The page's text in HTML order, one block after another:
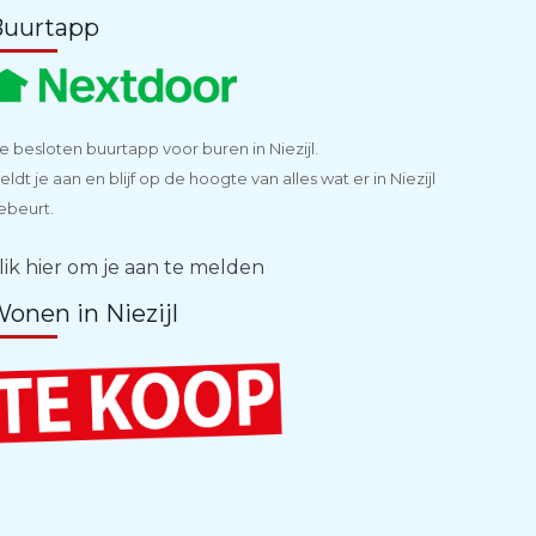
besloten buurtapp voor buren in Niezijl.
je aan en blijf op de hoogte van alles wat er in Niezijl
hier om je aan te melden
in Niezijl